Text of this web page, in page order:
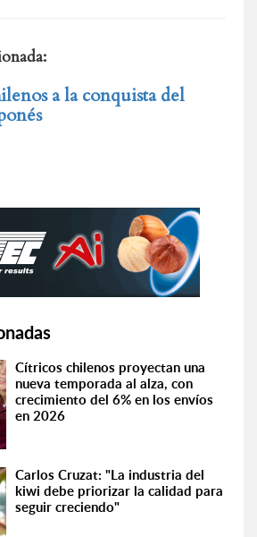
a la conquista del
Cítricos chilenos proyectan una
nueva temporada al alza, con
crecimiento del 6% en los envíos
en 2026
Carlos Cruzat: "La industria del
kiwi debe priorizar la calidad para
seguir creciendo"